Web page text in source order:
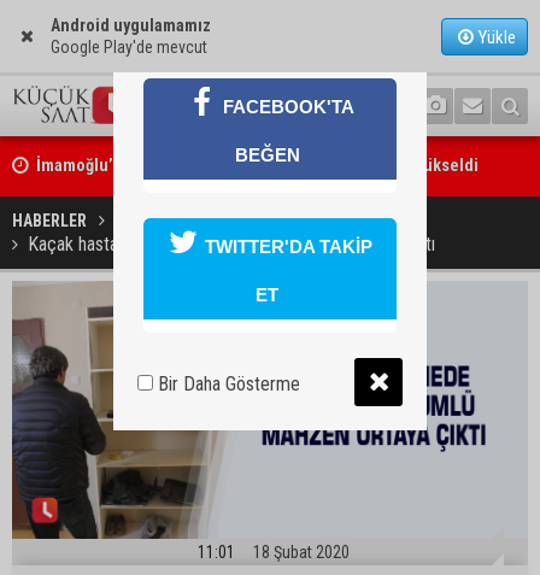
Android uygulamamız
Google Play'de mevcut
Yükle
İmamoğlu’ndaki göçükte acı bilanço: can kaybı 2’ye yükseldi
Feke’de motosiklet ağaca çarptı: 1 kişi hayatını kaybetti
HABERLER YAŞAM
Kaçak hastanede dolap görünümlü mahzen ortaya çıktı
11:01 18 Şubat 2020
FACEBOOK'TA
BEĞEN
TWITTER'DA TAKİP
ET
Bir Daha Gösterme